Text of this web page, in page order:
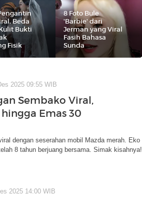
Beda
Bukti
Fisik
8 Foto Bule
'Barbie' dari
Jerman yang Viral
Fasih Bahasa
Sunda
2025 09:55 WIB
Sembako Viral,
Emas 30
dengan seserahan mobil Mazda merah. Eko
8 tahun berjuang bersama. Simak kisahnya!
2025 14:00 WIB